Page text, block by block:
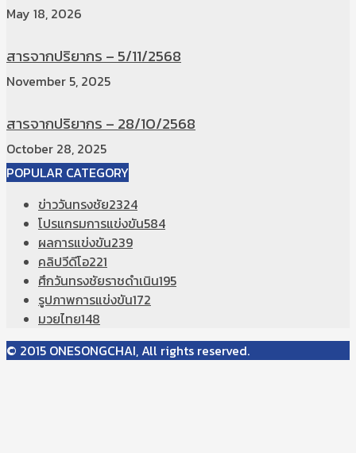
May 18, 2026
สารจากปริยากร – 5/11/2568
November 5, 2025
สารจากปริยากร – 28/10/2568
October 28, 2025
POPULAR CATEGORY
ข่าววันทรงชัย2324
โปรแกรมการแข่งขัน584
ผลการแข่งขัน239
คลิปวีดีโอ221
ศึกวันทรงชัยราชดำเนิน195
รูปภาพการแข่งขัน172
มวยไทย148
© 2015 ONESONGCHAI, All rights reserved.